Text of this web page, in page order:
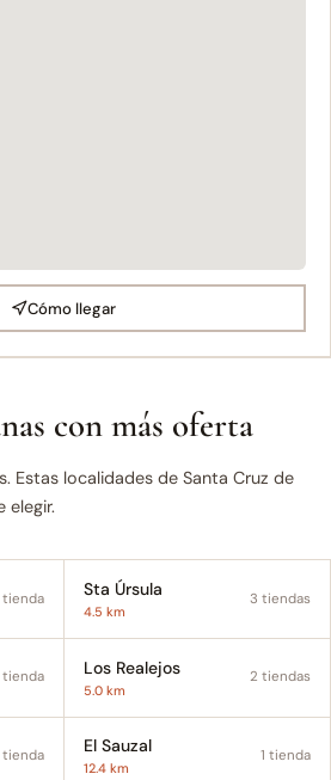
Cómo llegar
con más oferta
Estas localidades de Santa Cruz de
elegir.
tienda Sta Úrsula
4.5 km
3 tiendas
tienda Los Realejos
5.0 km
2 tiendas
tienda El Sauzal
12.4 km
1 tienda